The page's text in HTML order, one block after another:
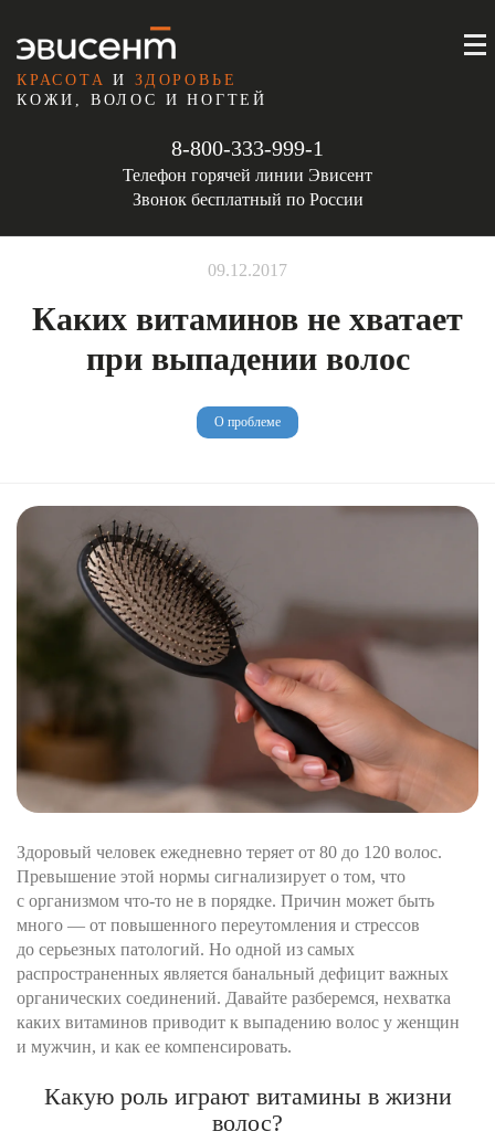
КРАСОТА ИЗДОРОВЬЕ
КОЖИ, ВОЛОС И НОГТЕЙ
8-800-333-999-1
Телефон горячей линии Эвисент
Звонок бесплатный по России
09.12.2017
Каких витаминов не хватает
при выпадении волос
О проблеме
Здоровый человек ежедневно теряет от 80 до 120 волос.
Превышение этой нормы сигнализирует о том, что
с организмом что-то не в порядке. Причин может быть
много — от повышенного переутомления и стрессов
до серьезных патологий. Но одной из самых
распространенных является банальный дефицит важных
органических соединений. Давайте разберемся, нехватка
каких витаминов приводит к выпадению волос у женщин
и мужчин, и как ее компенсировать.
Какую роль играют витамины в жизни
волос?